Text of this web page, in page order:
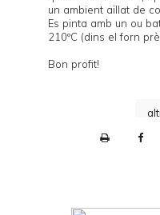
un ambient aïllat de
Es pinta amb un ou
210ºC (dins el forn
Bon profit!
n